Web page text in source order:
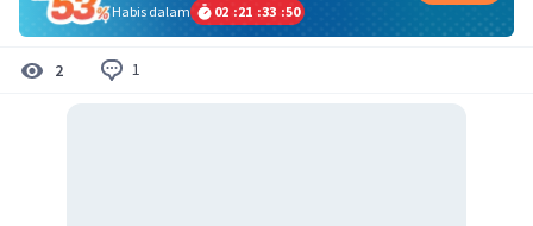
Habis dalam
02 :21 :33 :49
2 1